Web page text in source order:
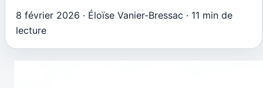
8 février 2026 · Éloïse Vanier-Bressac · 11 min de
lecture